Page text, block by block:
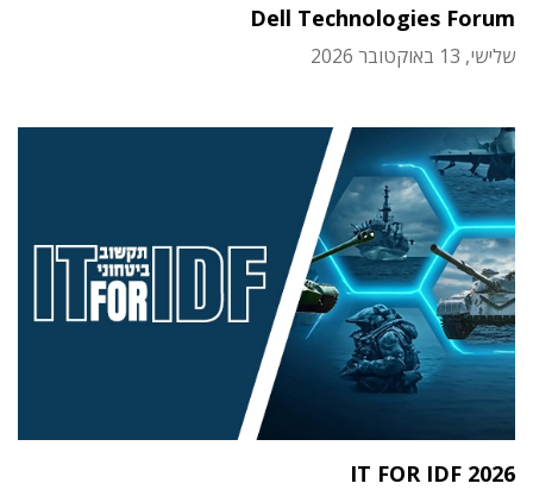
Dell Technologies Forum
שלישי, 13 באוקטובר 2026
IT FOR IDF 2026